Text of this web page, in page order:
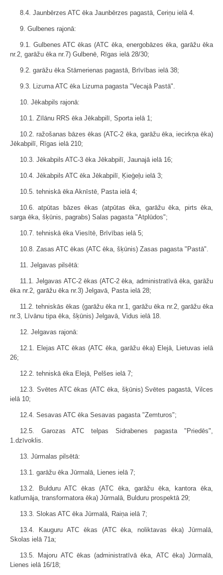
8.4. Jaunbērzes ATC ēka Jaunbērzes pagastā, Ceriņu ielā 4.
9. Gulbenes rajonā:
9.1. Gulbenes ATC ēkas (ATC ēka, energobāzes ēka, garāžu ēka
nr.2, garāžu ēka nr.7) Gulbenē, Rīgas ielā 28/30;
9.2. garāžu ēka Stāmerienas pagastā, Brīvības ielā 38;
9.3. Lizuma ATC ēka Lizuma pagasta "Vecajā Pastā".
10. Jēkabpils rajonā:
10.1. Zīlānu RRS ēka Jēkabpilī, Sporta ielā 1;
10.2. ražošanas bāzes ēkas (ATC-2 ēka, garāžu ēka, iecirkņa ēka)
Jēkabpilī, Rīgas ielā 210;
10.3. Jēkabpils ATC-3 ēka Jēkabpilī, Jaunajā ielā 16;
10.4. Jēkabpils ATC ēka Jēkabpilī, Ķieģeļu ielā 3;
10.5. tehniskā ēka Aknīstē, Pasta ielā 4;
10.6. atpūtas bāzes ēkas (atpūtas ēka, garāžu ēka, pirts ēka,
sarga ēka, šķūnis, pagrabs) Salas pagasta "Atplūdos";
10.7. tehniskā ēka Viesītē, Brīvības ielā 5;
10.8. Zasas ATC ēkas (ATC ēka, šķūnis) Zasas pagasta "Pastā".
11. Jelgavas pilsētā:
11.1. Jelgavas ATC-2 ēkas (ATC-2 ēka, administratīvā ēka, garāžu
ēka nr.2, garāžu ēka nr.3) Jelgavā, Pasta ielā 28;
11.2. tehniskās ēkas (garāžu ēka nr.1, garāžu ēka nr.2, garāžu ēka
nr.3, Līvānu tipa ēka, šķūnis) Jelgavā, Vidus ielā 18.
12. Jelgavas rajonā:
12.1. Elejas ATC ēkas (ATC ēka, garāžu ēka) Elejā, Lietuvas ielā
26;
12.2. tehniskā ēka Elejā, Pelšes ielā 7;
12.3. Svētes ATC ēkas (ATC ēka, šķūnis) Svētes pagastā, Vilces
ielā 10;
12.4. Sesavas ATC ēka Sesavas pagasta "Zemturos";
12.5. Garozas ATC telpas Sidrabenes pagasta "Priedēs",
1.dzīvoklis.
13. Jūrmalas pilsētā:
13.1. garāžu ēka Jūrmalā, Lienes ielā 7;
13.2. Bulduru ATC ēkas (ATC ēka, garāžu ēka, kantora ēka,
katlumāja, transformatora ēka) Jūrmalā, Bulduru prospektā 29;
13.3. Slokas ATC ēka Jūrmalā, Raiņa ielā 7;
13.4. Kauguru ATC ēkas (ATC ēka, noliktavas ēka) Jūrmalā,
Skolas ielā 71a;
13.5. Majoru ATC ēkas (administratīvā ēka, ATC ēka) Jūrmalā,
Lienes ielā 16/18;